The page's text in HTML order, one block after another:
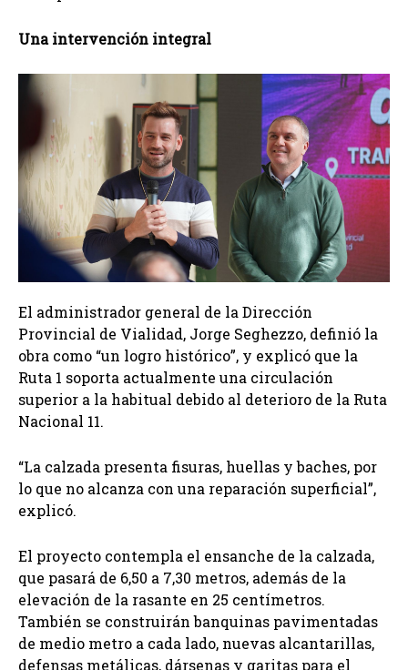
Una intervención integral
El administrador general de la Dirección
Provincial de Vialidad, Jorge Seghezzo, definió la
obra como “un logro histórico”, y explicó que la
Ruta 1 soporta actualmente una circulación
superior a la habitual debido al deterioro de la Ruta
Nacional 11.
“La calzada presenta fisuras, huellas y baches, por
lo que no alcanza con una reparación superficial”,
explicó.
El proyecto contempla el ensanche de la calzada,
que pasará de 6,50 a 7,30 metros, además de la
elevación de la rasante en 25 centímetros.
También se construirán banquinas pavimentadas
de medio metro a cada lado, nuevas alcantarillas,
defensas metálicas, dársenas y garitas para el